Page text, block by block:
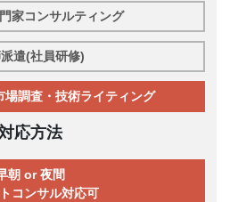
家コンサルティング
遣(社員研修)
場調査・技術ライティング
応方法
朝 or 夜間
コンサル対応可